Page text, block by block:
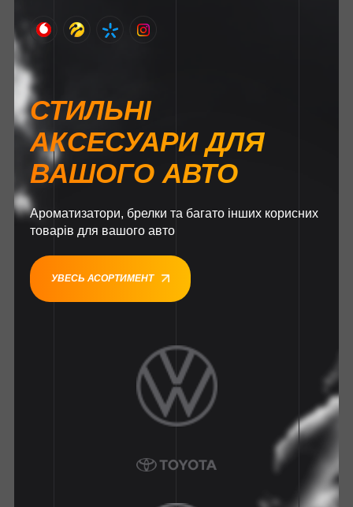
СТИЛЬНІ
АКСЕСУАРИ ДЛЯ
ВАШОГО АВТО
Ароматизатори, брелки та багато інших корисних
товарів для вашого авто
УВЕСЬ АСОРТИМЕНТ